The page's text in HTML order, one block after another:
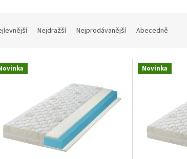
Nejdražší Nejprodávanější Abecedně
Novinka